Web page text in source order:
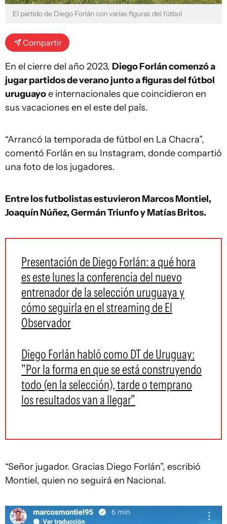
El partido de Diego Forlán con varias figuras del fútbol
Compartir
En el cierre del año 2023, Diego Forlán comenzó a
jugar partidos de verano junto a figuras del fútbol
uruguayoe internacionales que coincidieron en
sus vacaciones en el este del país.
“Arrancó la temporada de fútbol en La Chacra”,
comentó Forlán en su Instagram, donde compartió
una foto de los jugadores.
Entre los futbolistas estuvieron Marcos Montiel,
Joaquín Núñez, Germán Triunfo y Matías Britos.
Presentación de Diego Forlán: a qué hora
es este lunes la conferencia del nuevo
entrenador de la selección uruguaya y
cómo seguirla en el streaming de El
Observador
Diego Forlán habló como DT de Uruguay:
"Por la forma en que se está construyendo
todo (en la selección), tarde o temprano
los resultados van a llegar"
“Señor jugador. Gracias Diego Forlán”, escribió
Montiel, quien no seguirá en Nacional.